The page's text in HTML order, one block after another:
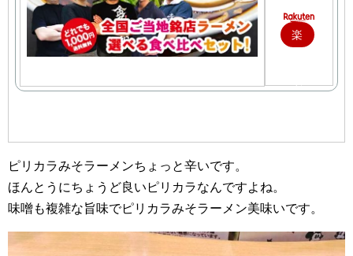
楽
で
ピリカラみそラーメンちょっと辛いです。
ほんとうにちょうど良いピリカラなんですよね。
味噌も複雑な旨味でピリカラみそラーメン美味いです。